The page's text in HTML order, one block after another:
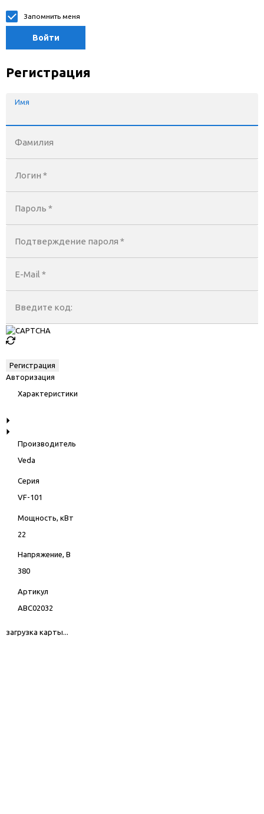
Запомнить меня
Войти
Регистрация
Имя
Фамилия
Логин *
Пароль *
Подтверждение пароля *
E-Mail *
Введите код:
Авторизация
Характеристики
Производитель
Veda
Серия
VF-101
Мощность, кВт
22
Напряжение, В
380
Артикул
ABC02032
загрузка карты...